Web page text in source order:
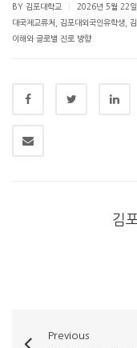
BY 김포대학교 2026년 5월 22일
대국제교류처
김포대외국인유학생
이해와 글로벌 진로 방향
김
Previous